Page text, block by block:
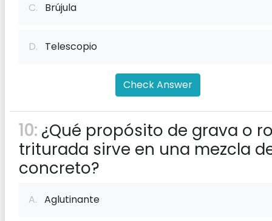
C. Brújula
D. Telescopio
Check Answer
10: ¿Qué propósito de grava o
triturada sirve en una mezcla
concreto?
A. Aglutinante